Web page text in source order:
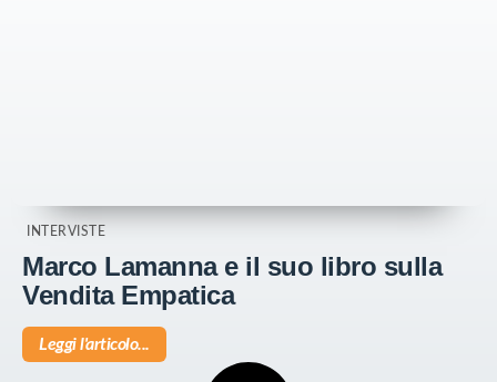
INTERVISTE
Marco Lamanna e il suo libro sulla
Vendita Empatica
Leggi l'articolo...